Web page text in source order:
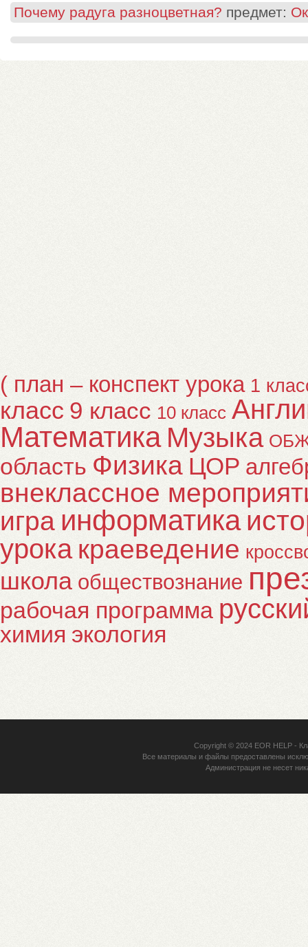
Почему радуга разноцветная? предмет:
( план – конспект урока 1
класс 9 класс 10 класс
Математика Музыка
область Физика ЦОР
внеклассное
игра информатика
урока краеведение
школа обществознание
рабочая программа
химия экология
Copyright © 2024 EOR HELP-
Все материалы и файлы предоставлены
Администрация не несет